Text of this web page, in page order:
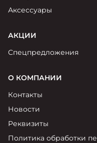
Аксессуары
АКЦИИ
Спецпредложения
О КОМПАНИИ
Контакты
Новости
Реквизиты
Политика обработки